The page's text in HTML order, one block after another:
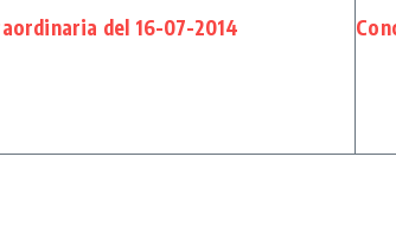
del 16-07-2014